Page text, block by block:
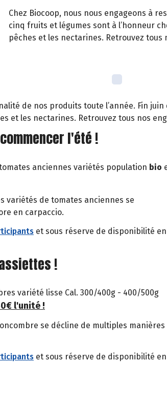
Chez Biocoop, nous nous engageons à
cinq fruits et légumes sont à l’honneur
pêches et les nectarines. Retrouvez
de nos produits toute l’année. Fin
et les nectarines. Retrouvez tous nos
l'été !
anciennes variétés population bio
variétés de tomates anciennes se
en carpaccio.
et sous réserve de disponibilité en
!
variété lisse Cal. 300/400g - 400/500g
l'unité !
se décline de multiples manières
et sous réserve de disponibilité en